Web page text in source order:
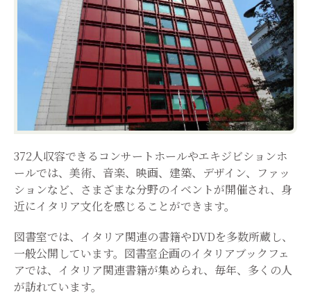
372人収容できるコンサートホールやエキジビションホ
ールでは、美術、音楽、映画、建築、デザイン、ファッ
ションなど、さまざまな分野のイベントが開催され、身
近にイタリア文化を感じることができます。
図書室では、イタリア関連の書籍やDVDを多数所蔵し、
一般公開しています。図書室企画のイタリアブックフェ
アでは、イタリア関連書籍が集められ、毎年、多くの人
が訪れています。